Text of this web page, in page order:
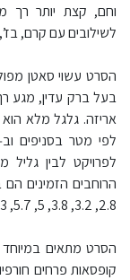
וחם, קצת יותר רך
לשילובים עם קרם, בז’,
בעל ברק עדין, מגע
לפרויקט לבין
2.8, 3.2, 3.8, 5, 5.7, 6.3, 7.5, 8.9, 10 ס"מ.​
הסרט מתאים במיוחד
קופסאות פרחים